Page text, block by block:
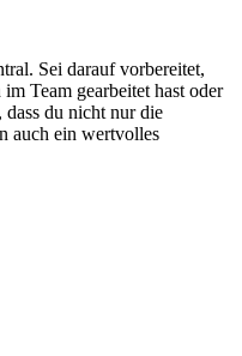
Sei darauf vorbereitet,
Team gearbeitet hast oder
du nicht nur die
auch ein wertvolles